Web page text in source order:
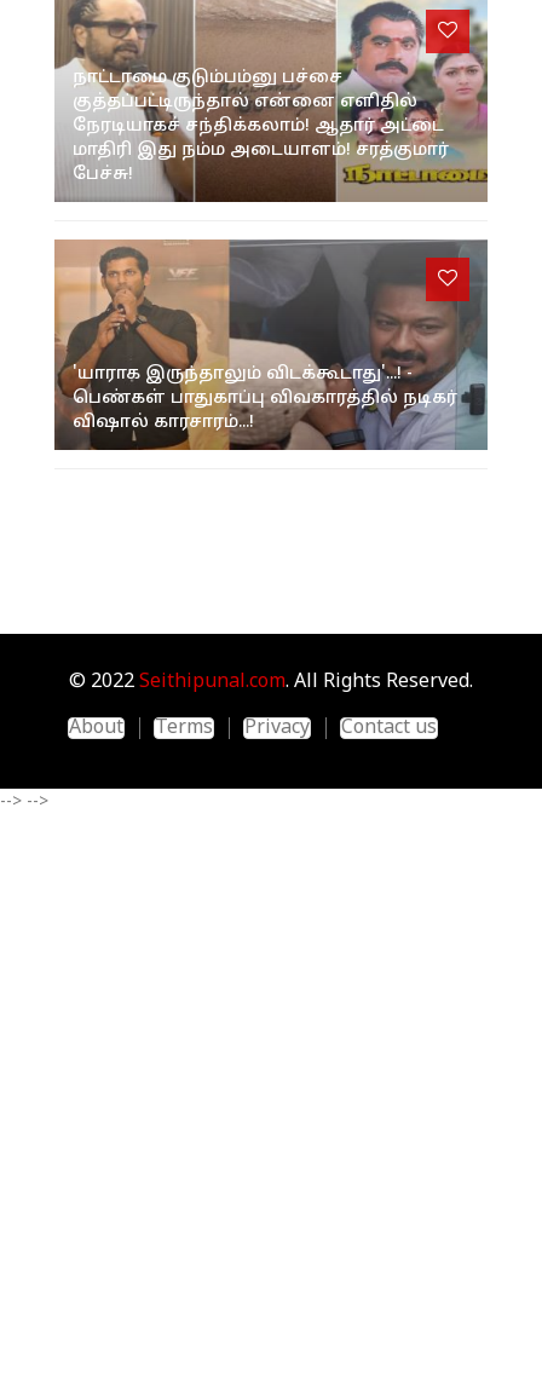
நாட்டாமை குடும்பம்னு பச்சை
குத்தப்பட்டிருந்தால் என்னை எளிதில்
நேரடியாகச் சந்திக்கலாம்! ஆதார் அட்டை
மாதிரி இது நம்ம அடையாளம்! சரத்குமார்
பேச்சு!
'யாராக இருந்தாலும் விடக்கூடாது'...! -
பெண்கள் பாதுகாப்பு விவகாரத்தில் நடிகர்
விஷால் காரசாரம்...!
© 2022 Seithipunal.com. All Rights Reserved.
About
Terms Privacy Contact us
--> -->